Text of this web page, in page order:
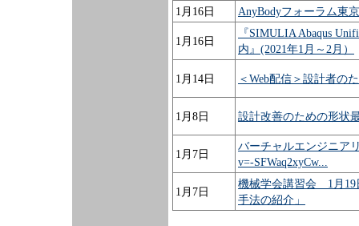
1月16日 AnyBodyフォーラム東
1月16日
『SIMULIA Abaqus
内』(2021年1月～2月）
1月14日 ＜Web配信＞設計者の
1月8日 設計改善のための形状
1月7日
バーチャルエンジニア
v=-SFWaq2xyCw...
1月7日
機械学会講習会 1月19
手法の紹介」